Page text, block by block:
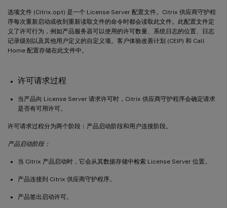
选项文件 (Citrix.opt) 是一个 License Server 配置文件。Citrix 供应商守护程
序每次重新启动或收到重新读取文件的命令时都会读取此文件。此配置文件定
义了许可行为，例如产品服务器可以使用的许可数量、系统日志的位置、日志
记录级别以及其他用户定义的自定义项。客户体验改善计划 (CEIP) 和 Call
Home 配置存储在此文件中。
许可请求过程
当产品向 License Server 请求许可时，Citrix 供应商守护程序会确定请求
是否有可用许可。
许可请求过程分为两个阶段：产品启动阶段和用户连接阶段。
产品启动阶段：
当 Citrix 产品启动时，它会从其数据存储中检索 License Server 位置。
产品连接到 Citrix 供应商守护程序。
产品签出启动许可。